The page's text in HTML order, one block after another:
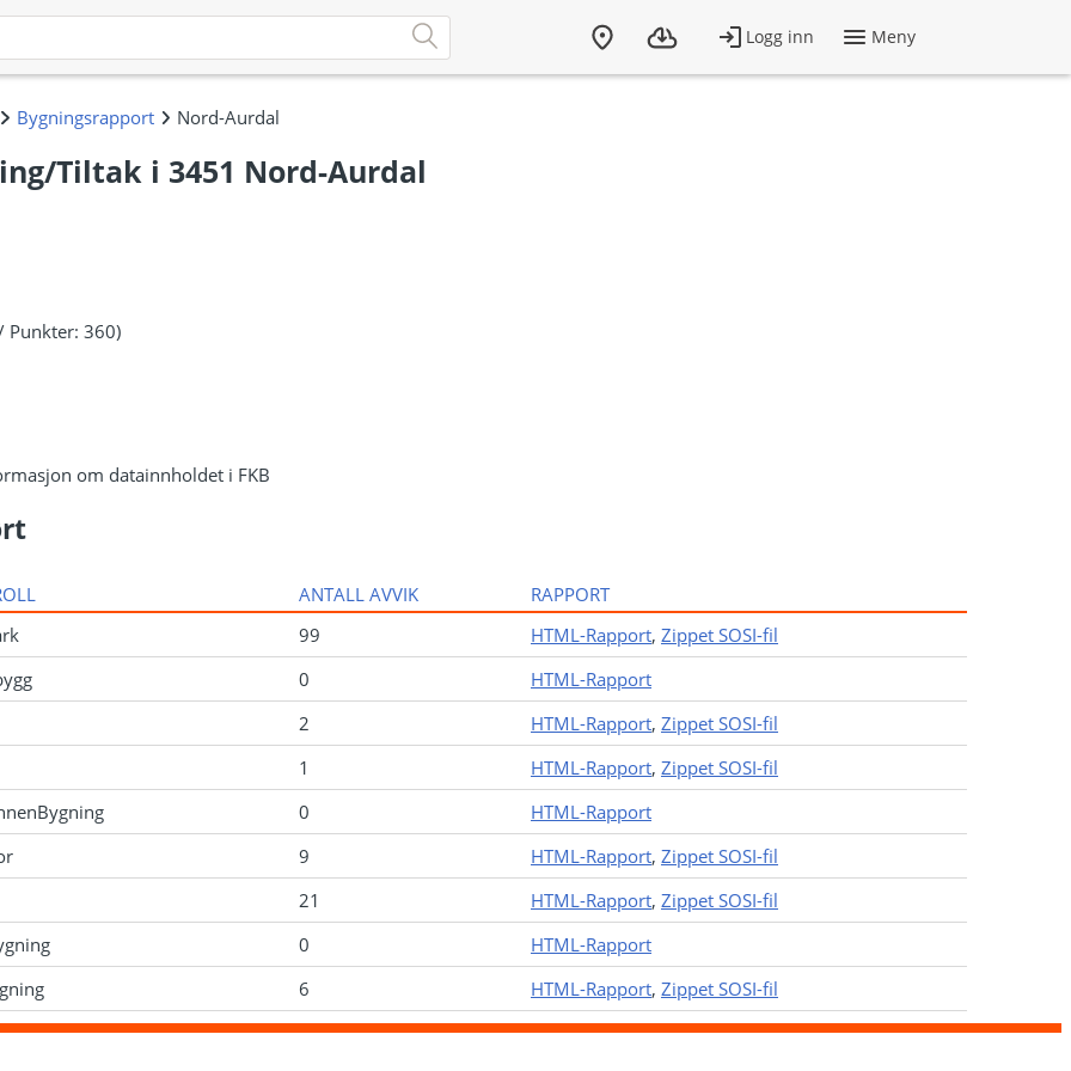
Tiltak i 3451 Nord-Aurdal
Punkter: 360)
om datainnholdet i FKB
ANTALL AVVIK
RAPPORT
99 HTML-Rapport, Zippet SOSI-fil
0
HTML-Rapport
2
HTML-Rapport, Zippet SOSI-fil
1
HTML-Rapport, Zippet SOSI-fil
0
HTML-Rapport
9 HTML-Rapport, Zippet SOSI-fil
21
HTML-Rapport, Zippet SOSI-fil
0
HTML-Rapport
6 HTML-Rapport, Zippet SOSI-fil